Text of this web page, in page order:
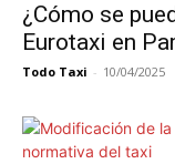
¿Cómo se
Eurotaxi en
Todo Taxi - 10/04/2025